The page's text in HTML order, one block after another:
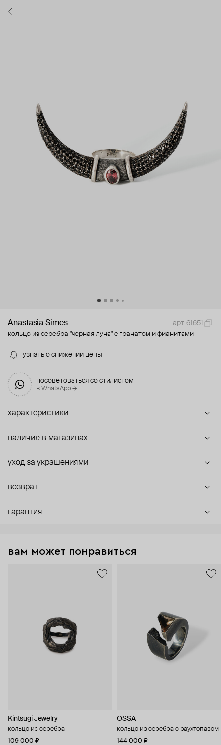
Anastasia Simes
арт. 61651
кольцо из серебра "черная луна" с гранатом и фианитами
узнать о снижении цены
посоветоваться со стилистом
в WhatsApp →
характеристики
наличие в магазинах
уход за украшениями
возврат
гарантия
вам может понравиться
Kintsugi Jewelry
кольцо из серебра
109 000 ₽
OSSA
кольцо из серебра с раухтопазом
144 000 ₽